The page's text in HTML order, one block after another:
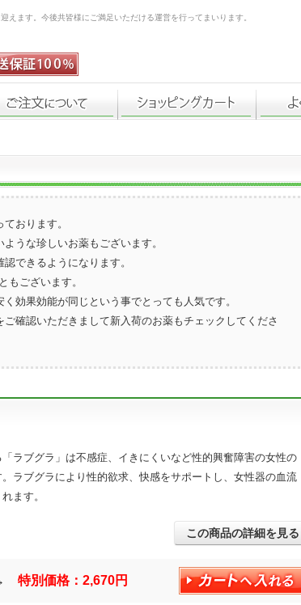
ます。今後共皆様にご満足いただける運営を行ってまいります。
おります。
うな珍しいお薬もございます。
できるようになります。
もございます。
効果効能が同じという事でとっても人気です。
確認いただきまして新入荷のお薬もチェックしてくださ
ラブグラ」は不感症、イきにくいなど性的興奮障害の女性の
ラブグラにより性的欲求、快感をサポートし、女性器の血流
ます。
この商品の詳細を見る
特別価格：2,670円